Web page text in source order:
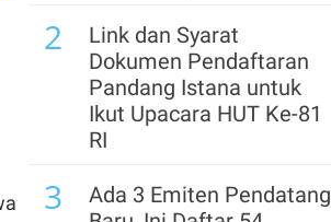
6
Masih Terbuka Peluang
Bisnis Asuransi
Kendaraan Tumbuh
hingga Akhir 2026
Optimalkan Upaya
Penindakan Seiring
2
Link dan Syarat
Dokumen Pendaftaran
Pandang Istana untuk
Ikut Upacara HUT Ke-81
RI
3
Ada 3 Emiten Pendatang